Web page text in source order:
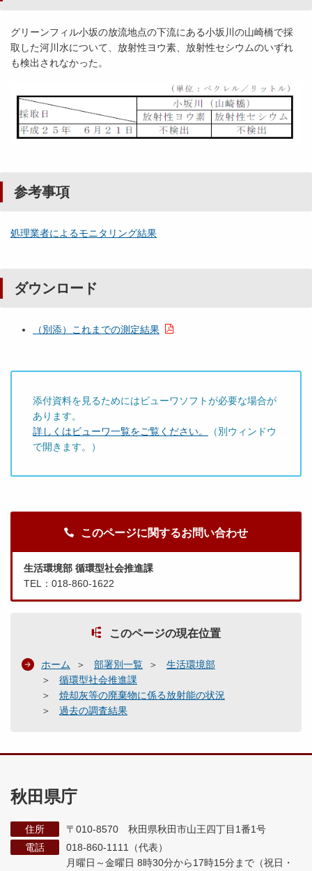
グリーンフィル小坂の放流地点の下流にある小坂川の山崎橋で採
取した河川水について、放射性ヨウ素、放射性セシウムのいずれ
も検出されなかった。
参考事項
処理業者によるモニタリング結果
ダウンロード
（別添）これまでの測定結果
添付資料を見るためにはビューワソフトが必要な場合が
あります。
詳しくはビューワ一覧をご覧ください。
（別ウィンドウ
で開きます。）
このページに関するお問い合わせ
生活環境部 循環型社会推進課
TEL：018-860-1622
このページの現在位置
ホーム 部署別一覧
生活環境部
循環型社会推進課
焼却灰等の廃棄物に係る放射能の状況
過去の調査結果
秋田県庁
住所
〒010-8570 秋田県秋田市山王四丁目1番1号
電話
018-860-1111（代表）
月曜日～金曜日 8時30分から17時15分まで （祝日・